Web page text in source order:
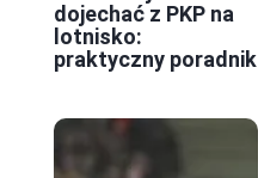
dojechać z PKP na
lotnisko:
praktyczny poradnik